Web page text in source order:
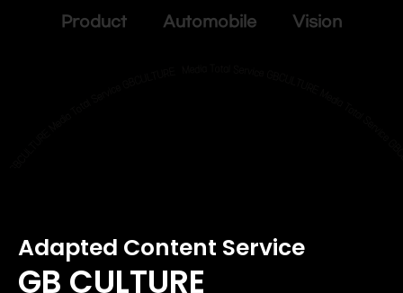
Product Automobile Vision
Adapted Content Service
GB CULTURE